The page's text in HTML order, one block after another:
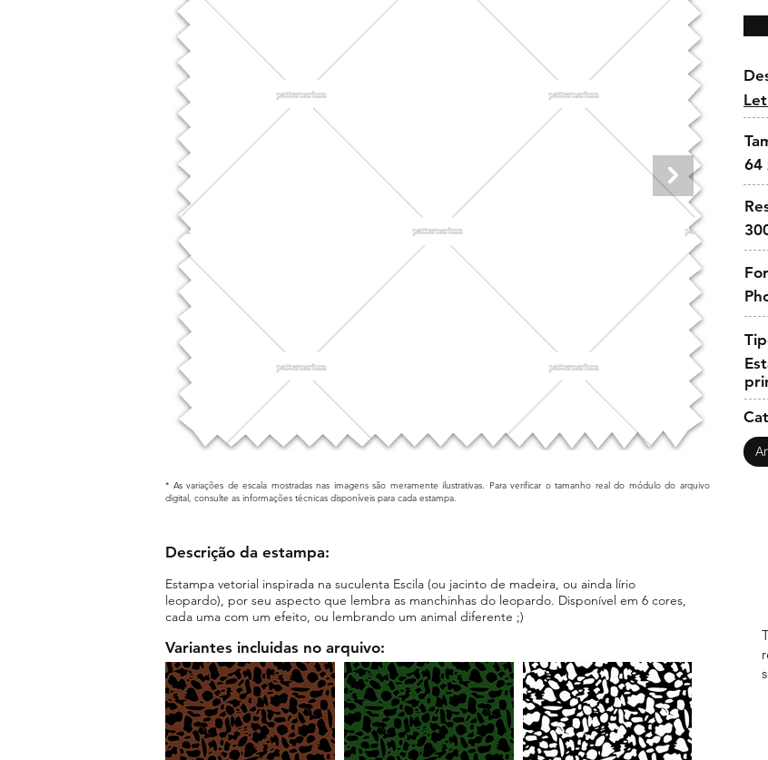
* As variações de escala mostradas nas imagens são meramente ilustrativas. Para verificar o tamanho real do módulo do arquivo
digital, consulte as informações técnicas disponíveis para cada estampa.
64
Descrição da estampa:
Estampa vetorial inspirada na suculenta Escila (ou jacinto de madeira, ou ainda lírio
leopardo), por seu aspecto que lembra as manchinhas do leopardo. Disponível em 6 cores,
cada uma com um efeito, ou lembrando um animal diferente ;)
Variantes incluidas no arquivo: